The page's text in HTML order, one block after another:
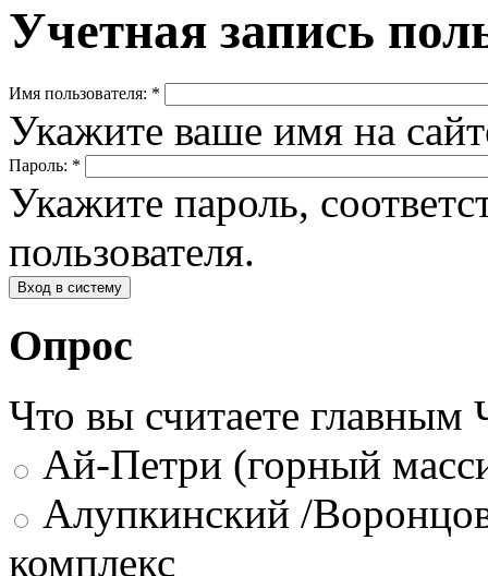
Учетная запись
Имя пользователя: *
Укажите ваше имя на
Пароль: *
Укажите пароль,
пользователя.
Опрос
Что вы считаете
Ай-Петри (горный
Алупкинский /
комплекс